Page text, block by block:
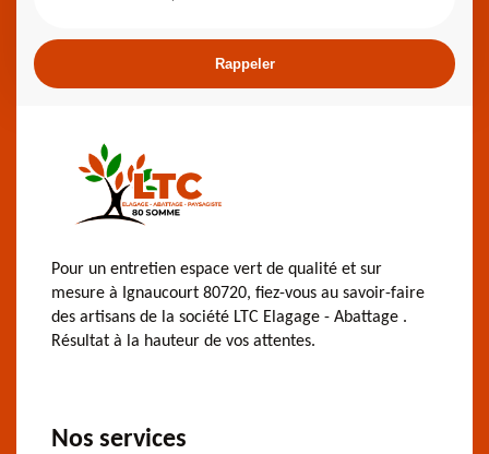
Pour un entretien espace vert de qualité et sur
mesure à Ignaucourt 80720, fiez-vous au savoir-faire
des artisans de la société LTC Elagage - Abattage .
Résultat à la hauteur de vos attentes.
Nos services